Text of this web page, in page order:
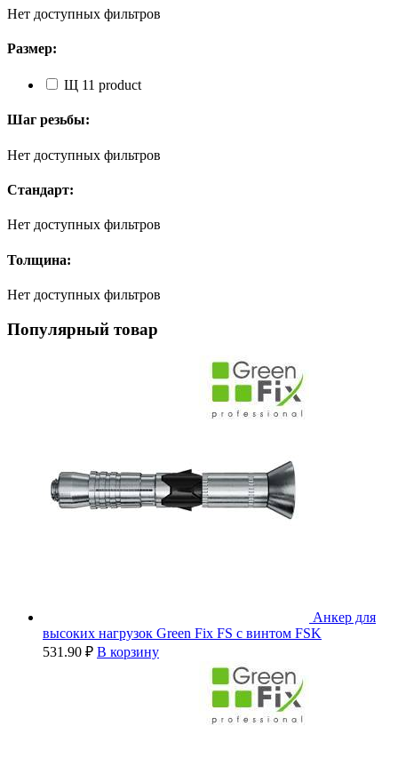
Нет доступных фильтров
Размер:
Щ 11 product
Шаг резьбы:
Нет доступных фильтров
Стандарт:
Нет доступных фильтров
Толщина:
Нет доступных фильтров
Популярный товар
Анкер для
высоких нагрузок Green Fix FS с винтом FSK
531.90 ₽ В корзину